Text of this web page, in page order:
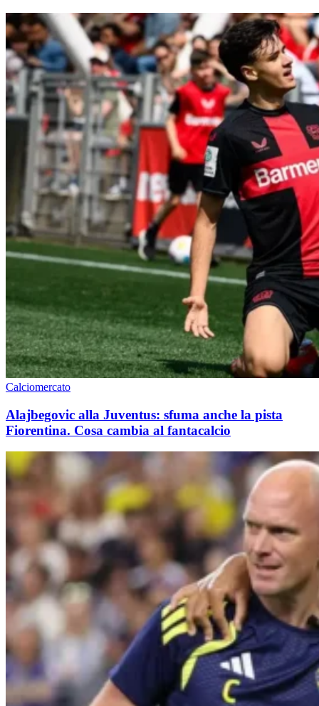
Calciomercato
Alajbegovic alla Juventus: sfuma anche la pista
Fiorentina. Cosa cambia al fantacalcio